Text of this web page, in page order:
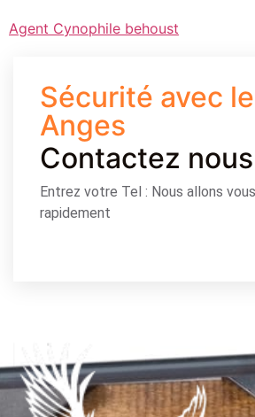
Agent Cynophile behoust
Sécurité avec
Anges
Contactez nous
Entrez votre Tel : Nous allons
rapidement